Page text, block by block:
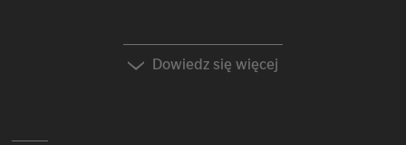
Dowiedz się więcej